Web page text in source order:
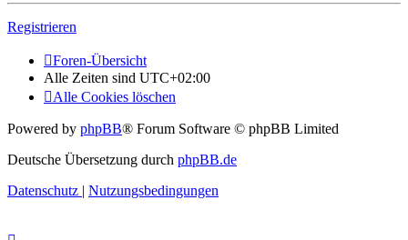
Registrieren
Foren-Übersicht
Alle Zeiten sind UTC+02:00
Alle Cookies löschen
Powered by phpBB® Forum Software © phpBB Limited
Deutsche Übersetzung durch phpBB.de
Datenschutz | Nutzungsbedingungen